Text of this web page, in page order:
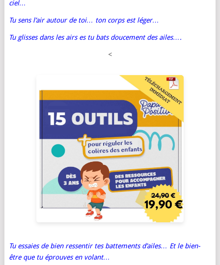
ciel…
Tu sens l’air autour de toi… ton corps est léger…
Tu glisses dans les airs es tu bats doucement des ailes….
<
Tu essaies de bien ressentir tes battements d’ailes… Et le bien-
être que tu éprouves en volant…